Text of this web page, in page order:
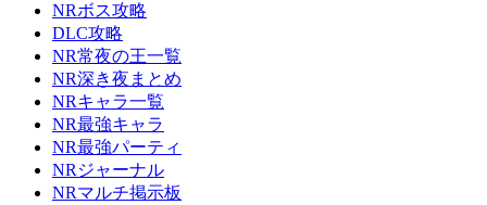
NRボス攻略
DLC攻略
NR常夜の王一覧
NR深き夜まとめ
NRキャラ一覧
NR最強キャラ
NR最強パーティ
NRジャーナル
NRマルチ掲示板